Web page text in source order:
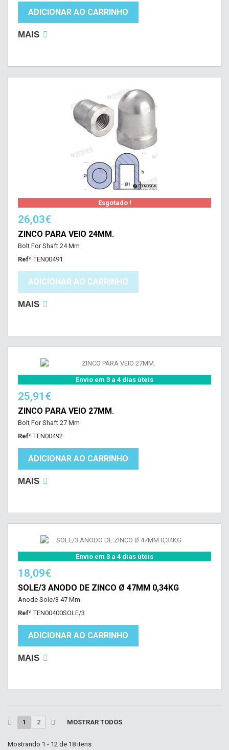
ADICIONAR AO CARRINHO
MAIS
Esgotado !
26,03€
ZINCO PARA VEIO 24MM.
Bolt For Shaft 24 Mm
Refª TEN00491
ADICIONAR AO CARRINHO
MAIS
Envio em 3 a 4 dias úteis
25,91€
ZINCO PARA VEIO 27MM.
Bolt For Shaft 27 Mm
Refª TEN00492
ADICIONAR AO CARRINHO
MAIS
Envio em 3 a 4 dias úteis
18,09€
SOLE/3 ANODO DE ZINCO Ø 47MM 0,34KG
Anode Sole/3 47 Mm.
Refª TEN00400SOLE/3
ADICIONAR AO CARRINHO
MAIS
MOSTRAR TODOS
1 2
Mostrando 1 - 12 de 18 itens